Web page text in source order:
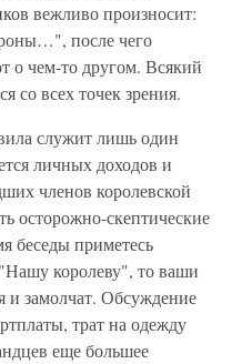
вежливо произносит:
после чего
о чем-то другом. Всякий
со всех точек зрения.
служит лишь один
личных доходов и
членов королевской
осторожно-скептические
беседы приметесь
королеву", то ваши
и замолчат. Обсуждение
трат на одежду
еще большее